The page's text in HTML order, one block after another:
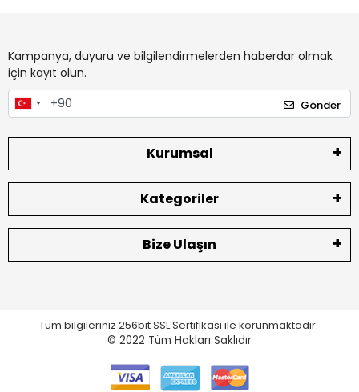
Kampanya, duyuru ve bilgilendirmelerden haberdar olmak
için kayıt olun.
Gönder
Kurumsal
Kategoriler
Bize Ulaşın
Tüm bilgileriniz 256bit SSL Sertifikası ile korunmaktadır.
© 2022 Tüm Hakları Saklıdır